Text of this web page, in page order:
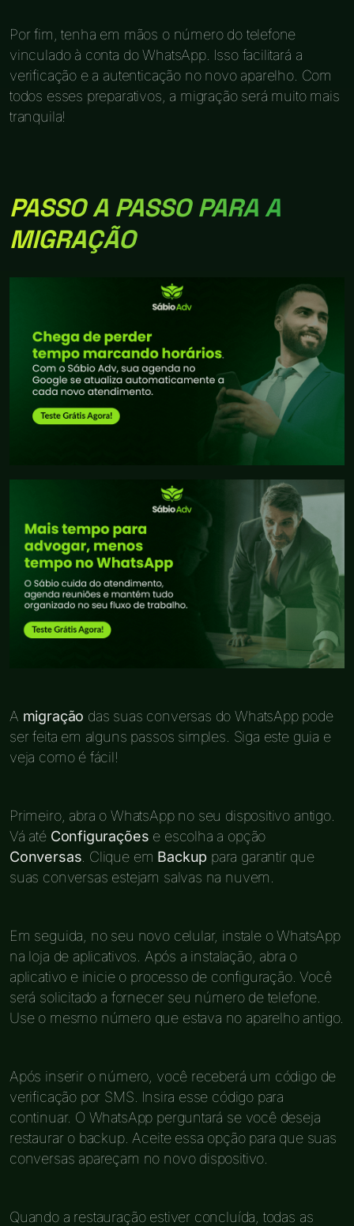
Por fim, tenha em mãos o número do telefone
vinculado à conta do WhatsApp. Isso facilitará a
verificação e a autenticação no novo aparelho. Com
todos esses preparativos, a migração será muito mais
tranquila!
PASSO A PASSO PARA A
MIGRAÇÃO
A migração das suas conversas do WhatsApp pode
ser feita em alguns passos simples. Siga este guia e
veja como é fácil!
Primeiro, abra o WhatsApp no seu dispositivo antigo.
Vá até Configurações e escolha a opção
Conversas . Clique em Backup para garantir que
suas conversas estejam salvas na nuvem.
Em seguida, no seu novo celular, instale o WhatsApp
na loja de aplicativos. Após a instalação, abra o
aplicativo e inicie o processo de configuração. Você
será solicitado a fornecer seu número de telefone.
Use o mesmo número que estava no aparelho antigo.
Após inserir o número, você receberá um código de
verificação por SMS. Insira esse código para
continuar. O WhatsApp perguntará se você deseja
restaurar o backup. Aceite essa opção para que suas
conversas apareçam no novo dispositivo.
Quando a restauração estiver concluída, todas as